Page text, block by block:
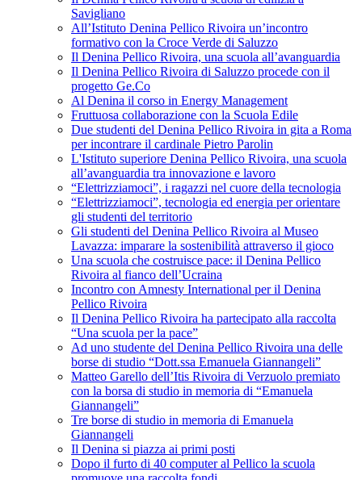
Savigliano
All’Istituto Denina Pellico Rivoira un’incontro
formativo con la Croce Verde di Saluzzo
Il Denina Pellico Rivoira, una scuola all’avanguardia
Il Denina Pellico Rivoira di Saluzzo procede con il
progetto Ge.Co
Al Denina il corso in Energy Management
Fruttuosa collaborazione con la Scuola Edile
Due studenti del Denina Pellico Rivoira in gita a Roma
per incontrare il cardinale Pietro Parolin
L'Istituto superiore Denina Pellico Rivoira, una scuola
all’avanguardia tra innovazione e lavoro
“Elettrizziamoci”, i ragazzi nel cuore della tecnologia
“Elettrizziamoci”, tecnologia ed energia per orientare
gli studenti del territorio
Gli studenti del Denina Pellico Rivoira al Museo
Lavazza: imparare la sostenibilità attraverso il gioco
Una scuola che costruisce pace: il Denina Pellico
Rivoira al fianco dell’Ucraina
Incontro con Amnesty International per il Denina
Pellico Rivoira
Il Denina Pellico Rivoira ha partecipato alla raccolta
“Una scuola per la pace”
Ad uno studente del Denina Pellico Rivoira una delle
borse di studio “Dott.ssa Emanuela Giannangeli”
Matteo Garello dell’Itis Rivoira di Verzuolo premiato
con la borsa di studio in memoria di “Emanuela
Giannangeli”
Tre borse di studio in memoria di Emanuela
Giannangeli
Il Denina si piazza ai primi posti
Dopo il furto di 40 computer al Pellico la scuola